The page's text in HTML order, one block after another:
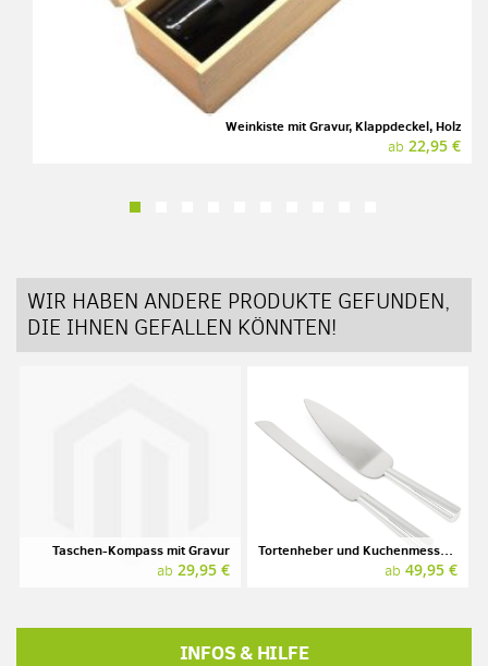
Weinkiste mit Gravur, Klappdeckel, Holz
ab 22,95 €
WIR HABEN ANDERE PRODUKTE GEFUNDEN,
DIE IHNEN GEFALLEN KÖNNTEN!
Taschen-Kompass mit Gravur
ab 29,95 €
Tortenheber und Kuchenmesser mit Gravur, silber
ab 49,95 €
INFOS & HILFE